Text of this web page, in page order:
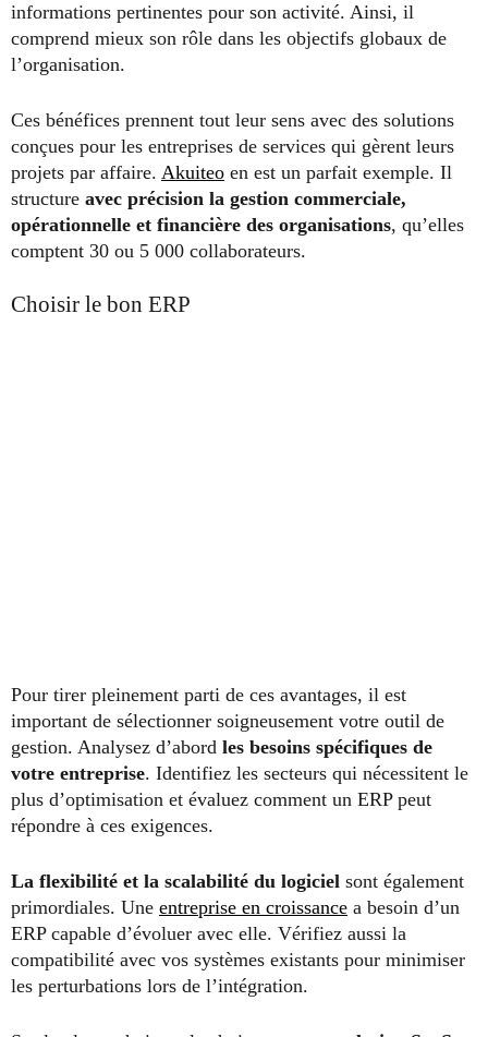
informations pertinentes pour son activité. Ainsi, il
comprend mieux son rôle dans les objectifs globaux de
l’organisation.
Ces bénéfices prennent tout leur sens avec des solutions
conçues pour les entreprises de services qui gèrent leurs
projets par affaire. Akuiteo en est un parfait exemple. Il
structure avec précision la gestion commerciale,
opérationnelle et financière des organisations, qu’elles
comptent 30 ou 5 000 collaborateurs.
Choisir le bon ERP
Pour tirer pleinement parti de ces avantages, il est
important de sélectionner soigneusement votre outil de
gestion. Analysez d’abord les besoins spécifiques de
votre entreprise. Identifiez les secteurs qui nécessitent le
plus d’optimisation et évaluez comment un ERP peut
répondre à ces exigences.
La flexibilité et la scalabilité du logiciel sont également
primordiales. Une entreprise en croissance a besoin d’un
ERP capable d’évoluer avec elle. Vérifiez aussi la
compatibilité avec vos systèmes existants pour minimiser
les perturbations lors de l’intégration.